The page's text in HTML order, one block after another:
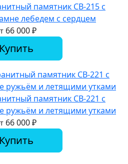
памятник СВ-215 с
лебедем с сердцем
66 000₽
Купить
памятник СВ-221 с
ружьём и летящими утками
66 000₽
Купить